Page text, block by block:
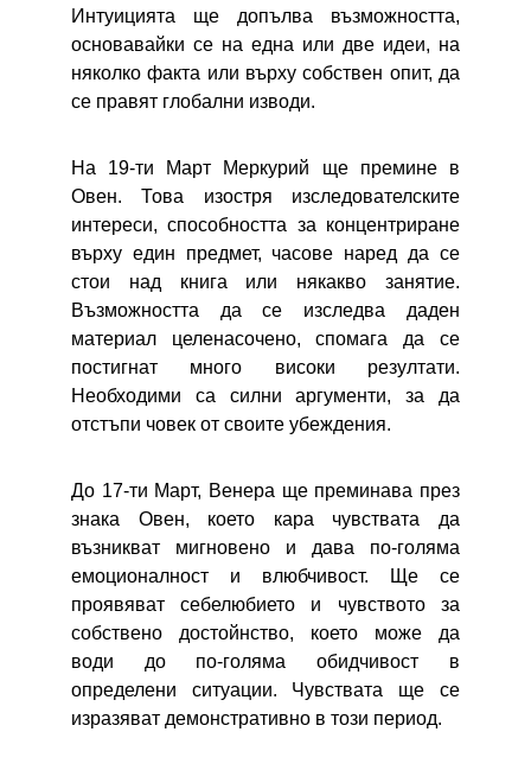
Интуицията ще допълва възможността,
основавайки се на една или две идеи, на
няколко факта или върху собствен опит, да
се правят глобални изводи.
На 19-ти Март Меркурий ще премине в
Овен. Това изостря изследователските
интереси, способността за концентриране
върху един предмет, часове наред да се
стои над книга или някакво занятие.
Възможността да се изследва даден
материал целенасочено, спомага да се
постигнат много високи резултати.
Необходими са силни аргументи, за да
отстъпи човек от своите убеждения.
До 17-ти Март, Венера ще преминава през
знака Овен, което кара чувствата да
възникват мигновено и дава по-голяма
емоционалност и влюбчивост. Ще се
проявяват себелюбието и чувството за
собствено достойнство, което може да
води до по-голяма обидчивост в
определени ситуации. Чувствата ще се
изразяват демонстративно в този период.